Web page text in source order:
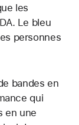
les
Le bleu
personnes
bandes en
qui
en une